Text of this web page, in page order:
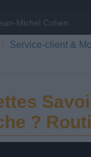
Michel Cohen
Service-client &
?